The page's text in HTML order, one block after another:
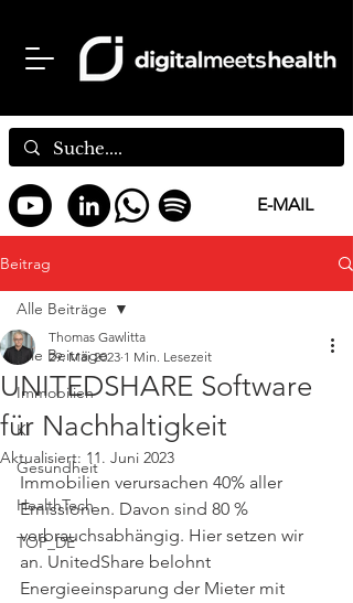
E-MAIL
Beitrag
Alle Beiträge
Immobilien
KI
Gesundheit
HealthTech
TOP_DE
Alle Beiträge
UNITEDSHARE Software
für Nachhaltigkeit
Thomas Gawlitta
29. Mai 2023 1 Min. Lesezeit
Aktualisiert: 11. Juni 2023
Immobilien verursachen 40% aller
Emissionen. Davon sind 80 %
verbrauchsabhängig. Hier setzen wir
an. UnitedShare belohnt
Energieeinsparung der Mieter mit